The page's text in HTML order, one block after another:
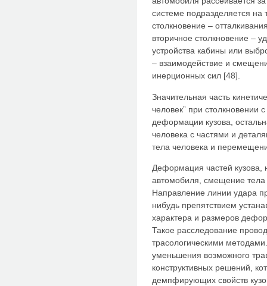
системе подразделяется на
столкновение –
вторичное столкновение –
устройства кабины или
– взаимодействие и
инерционных сил [48].
Значительная часть
человек” при столкновении
деформации кузова,
человека с частями и
тела человека и
Деформация частей кузова,
автомобиля, смещение тела
Направление линии удара
нибудь препятствием
характера и размеров
Такое расследование
трасологическими
уменьшения возможного
конструктивных решений,
демпфирующих свойств